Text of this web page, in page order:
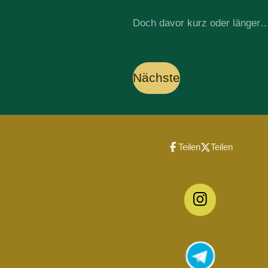
Doch davor kurz oder
Nächste
Teilen Teilen
I
t